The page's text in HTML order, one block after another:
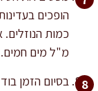
הופכים
מ"ל מים חמים.
בסיום הזמן